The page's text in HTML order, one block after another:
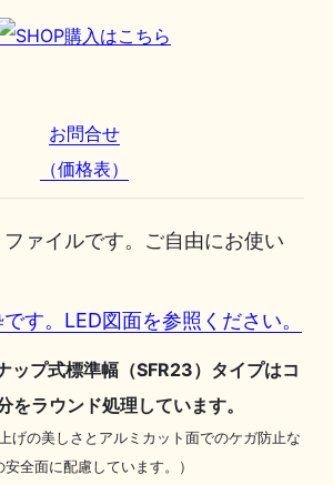
お問合せ
（価格表）
ファイルです。ご自由にお使い
す。LED図面を参照ください。
ップ式標準幅（SFR23）タイプはコ
をラウンド処理しています。
げの美しさとアルミカット面でのケガ防止な
安全面に配慮しています。）